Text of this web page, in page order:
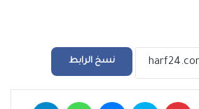
نسخ الرابط
لينكدإن بينتيريست سكايب ماسنجر واتساب